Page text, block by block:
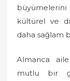
kültürel ve
daha sağlam
Almanca
mutlu bir